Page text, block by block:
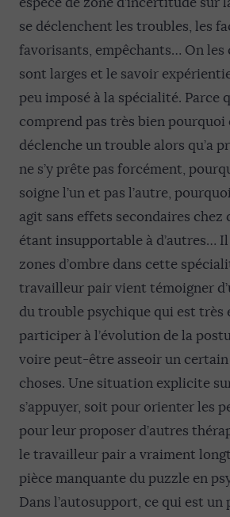
se déclenchent les troubles, les
favorisants, empêchants… On les
sont larges et le savoir
peu imposé à la spécialité. Parce
comprend pas très bien pourquoi
déclenche un trouble alors qu’a
ne s’y prête pas forcément,
soigne l’un et pas l’autre,
agit sans effets secondaires chez
étant insupportable à d’autres…
zones d’ombre dans cette
travailleur pair vient témoigner
du trouble psychique qui est très
participer à l’évolution de la
voire peut-être asseoir un
choses. Une situation explicite
s’appuyer, soit pour orienter les
pour leur proposer d’autres
le travailleur pair a vraiment
pièce manquante du puzzle en
Dans l’autosupport, ce qui est un